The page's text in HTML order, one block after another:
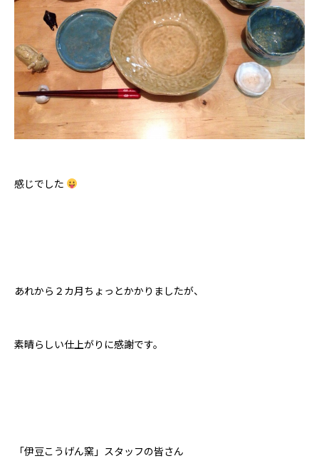
感じでした
あれから２カ月ちょっとかかりましたが、
素晴らしい仕上がりに感謝です。
「伊豆こうげん窯」スタッフの皆さん